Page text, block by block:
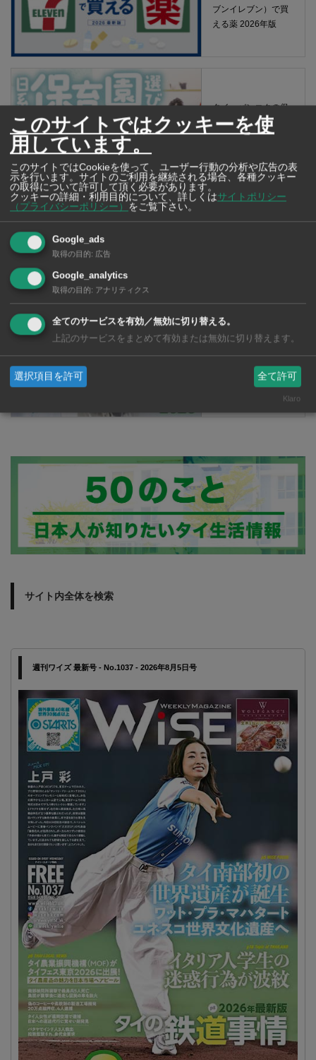
ブンイレブン）で買
える薬 2026年版
タイ・バンコクの保
育園選び完全攻略
【2026年版】
タイで歯科治療を受
バンコクの歯医者さ
サイト内全体を検索
週刊ワイズ 最新号 - No.1037 - 2026年8月5日号
このサイトではクッキーを使
用しています。
このサイトではCookieを使って、ユーザー行動の分析や広告の表
示を行います。サイトのご利用を継続される場合、各種クッキー
の取得について許可して頂く必要があります。
クッキーの詳細・利用目的について、詳しくはサイトポリシー
（プライバシーポリシー）
をご覧下さい。
Google_ads
取得の目的: 広告
Google_analytics
取得の目的: アナリティクス
全てのサービスを有効／無効に切り替える。
上記のサービスをまとめて有効または無効に切り替えます。
選択項目を許可 全て許可
Klaro